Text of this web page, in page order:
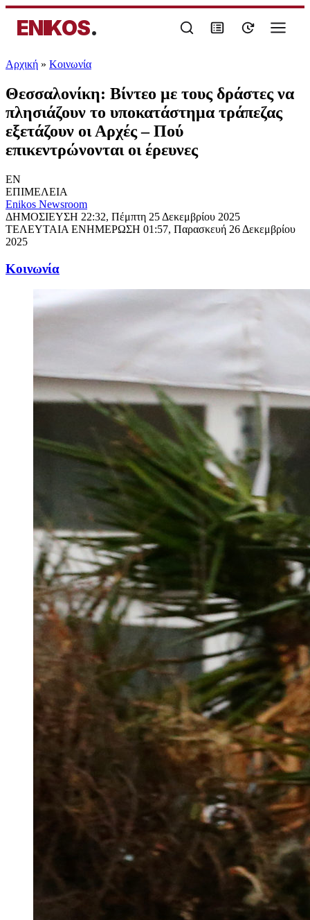
ENIKOS.
Αρχική » Κοινωνία
Θεσσαλονίκη: Βίντεο με τους δράστες να
πλησιάζουν το υποκατάστημα τράπεζας
εξετάζουν οι Αρχές – Πού
επικεντρώνονται οι έρευνες
EN
ΕΠΙΜΕΛΕΙΑ
Enikos Newsroom
ΔΗΜΟΣΙΕΥΣΗ 22:32, Πέμπτη 25 Δεκεμβρίου 2025
ΤΕΛΕΥΤΑΙΑ ΕΝΗΜΕΡΩΣΗ 01:57, Παρασκευή 26 Δεκεμβρίου
2025
Κοινωνία